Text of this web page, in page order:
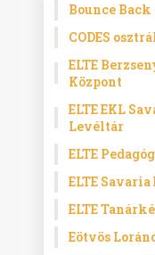
Bounce
CODES
ELTE
Központ
ELTE EKL
Levéltár
ELTE
ELTE
ELTE
Eötvös